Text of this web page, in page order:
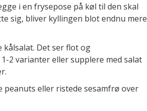
i en frysepose på køl til den skal
sig, bliver kyllingen blot endnu mere
kålsalat. Det ser flot og
2 varianter eller supplere med salat
peanuts eller ristede sesamfrø over